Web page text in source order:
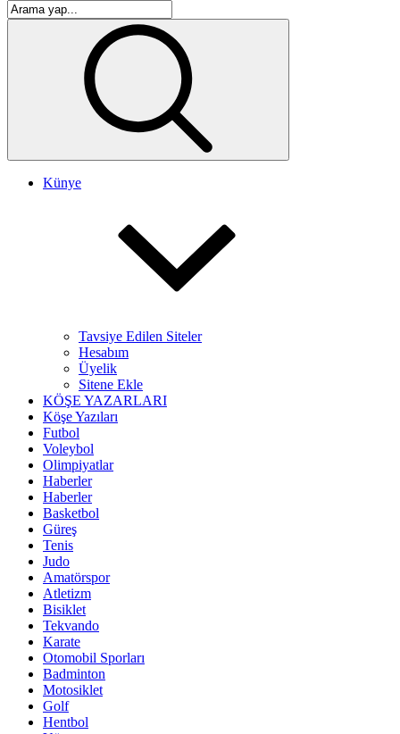
Künye
Tavsiye Edilen Siteler
Hesabım
Üyelik
Sitene Ekle
KÖŞE YAZARLARI
Köşe Yazıları
Futbol
Voleybol
Olimpiyatlar
Haberler
Haberler
Basketbol
Güreş
Tenis
Judo
Amatörspor
Atletizm
Bisiklet
Tekvando
Karate
Otomobil Sporları
Badminton
Motosiklet
Golf
Hentbol